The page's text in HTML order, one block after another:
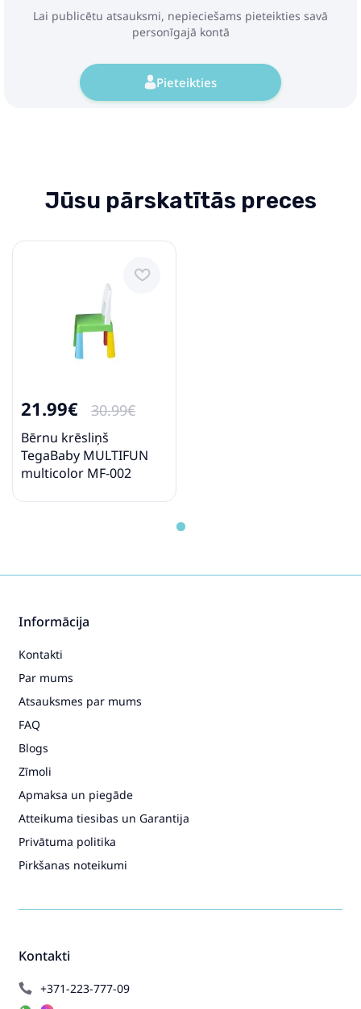
Lai publicētu atsauksmi, nepieciešams pieteikties savā
personīgajā kontā
Pieteikties
Jūsu pārskatītās preces
21.99€ 30.99€
Bērnu krēsliņš
TegaBaby MULTIFUN
multicolor MF-002
Kontakti
+371-223-777-09
Informācija
Kontakti
Par mums
Atsauksmes par mums
FAQ
Blogs
Zīmoli
Apmaksa un piegāde
Atteikuma tiesibas un Garantija
Privātuma politika
Pirkšanas noteikumi